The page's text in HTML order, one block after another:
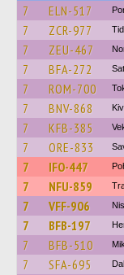
7 ELN-517
7 ZCR-977
7 ZEU-467
7 BFA-272
7 ROM-700
7 BNV-868
7 KFB-385
7 ORE-833
7 IFO-447
7 NFU-859
7 VFF-906
7 BFB-197
7 BFB-510
7 SFA-695